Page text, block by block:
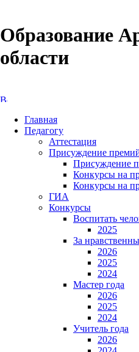
Образование
области
Главная
Педагогу
Аттестация
Присуждение
Присуждение
Конкурсы на
Конкурсы на
ГИА
Конкурсы
Воспитать
2025
За
2026
2025
2024
Мастер года
2026
2025
2024
Учитель года
2026